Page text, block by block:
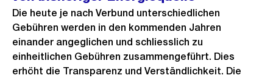
Die heute je nach Verbund unterschiedlichen
Gebühren werden in den kommenden Jahren
einander angeglichen und schliesslich zu
einheitlichen Gebühren zusammengeführt. Dies
erhöht die Transparenz und Verständlichkeit. Die